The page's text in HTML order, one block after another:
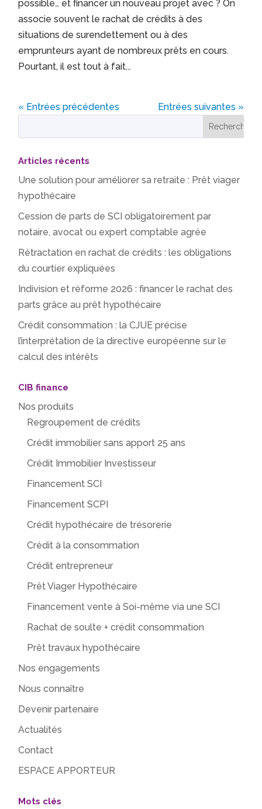
possible… et financer un nouveau projet avec ? On
associe souvent le rachat de crédits à des
situations de surendettement ou à des
emprunteurs ayant de nombreux prêts en cours.
Pourtant, il est tout à fait...
« Entrées précédentes Entrées suivantes »
Articles récents
Une solution pour améliorer sa retraite : Prêt viager
hypothécaire
Cession de parts de SCI obligatoirement par
notaire, avocat ou expert comptable agrée
Rétractation en rachat de crédits : les obligations
du courtier expliquées
Indivision et réforme 2026 : financer le rachat des
parts grâce au prêt hypothécaire
Crédit consommation : la CJUE précise
l’interprétation de la directive européenne sur le
calcul des intérêts
CIB finance
Nos produits
Regroupement de crédits
Crédit immobilier sans apport 25 ans
Crédit Immobilier Investisseur
Financement SCI
Financement SCPI
Crédit hypothécaire de trésorerie
Crédit à la consommation
Crédit entrepreneur
Prêt Viager Hypothécaire
Financement vente à Soi-même via une SCI
Rachat de soulte + crédit consommation
Prêt travaux hypothécaire
Nos engagements
Nous connaître
Devenir partenaire
Actualités
Contact
ESPACE APPORTEUR
Mots clés